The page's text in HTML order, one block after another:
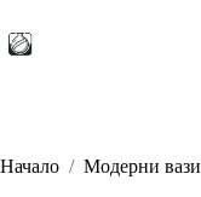
to
content
Начало / Модерни вази